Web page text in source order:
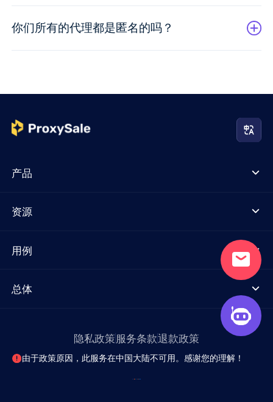
你们所有的代理都是匿名的吗？
产品
资源
用例
总体
隐私政策服务条款退款政策
由于政策原因，此服务在中国大陆不可用。感谢您的理解！